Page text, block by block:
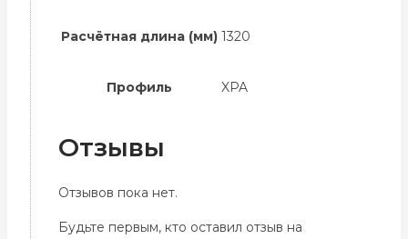
Расчётная длина (мм) 1320
Профиль XPA
Отзывы
Отзывов пока нет.
Будьте первым, кто оставил отзыв на